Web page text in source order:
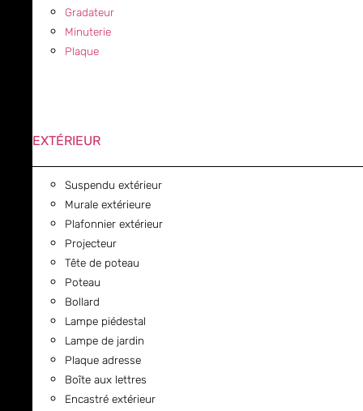
Gradateur
Minuterie
Plaque
EXTÉRIEUR
Suspendu extérieur
Murale extérieure
Plafonnier extérieur
Projecteur
Tête de poteau
Poteau
Bollard
Lampe piédestal
Lampe de jardin
Plaque adresse
Boîte aux lettres
Encastré extérieur